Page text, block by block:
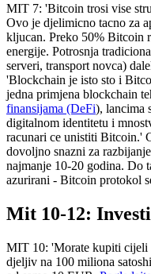
MIT 7: 'Bitcoin trosi vise
Ovo je djelimicno tacno za
kljucan. Preko 50% Bitcoin
energije. Potrosnja
serveri, transport novca)
'Blockchain je isto sto i
jedna primjena blockchain
finansijama (DeFi), lancima
digitalnom identitetu i
racunari ce unistiti Bitcoin.'
dovoljno snazni za
najmanje 10-20 godina. Do
azurirani - Bitcoin protokol
Mit 10-12:
MIT 10: 'Morate kupiti
djeljiv na 100 miliona